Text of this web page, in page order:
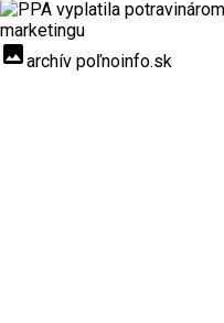
insert_photoarchív poľnoinfo.sk